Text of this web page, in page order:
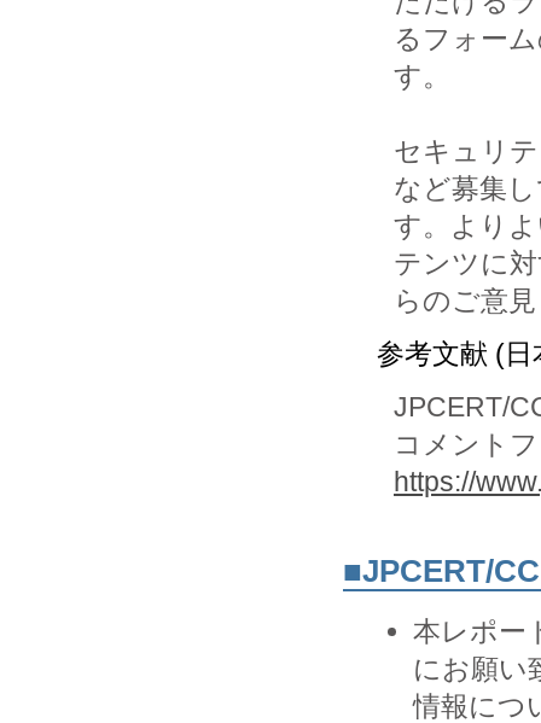
るフォー
す。
セキュリ
など募集
す。より
テンツに
らのご意
参考文献 (日
JPCERT/
コメント
https://
■JPCERT/
本レポー
にお願い
情報につ